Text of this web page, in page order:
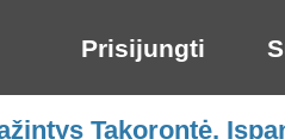
Prisijungti
Takorontė,